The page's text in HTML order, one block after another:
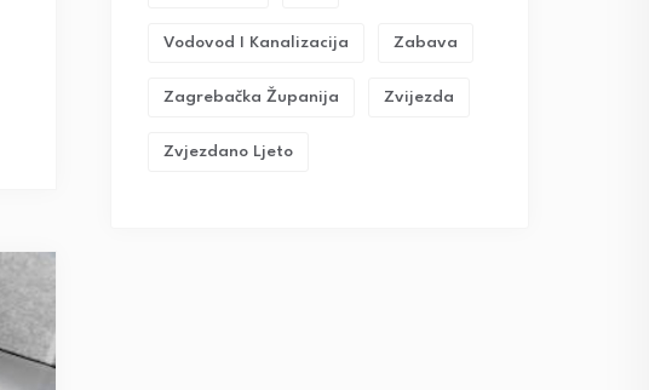
Vodovod I Kanalizacija Zabava
Zagrebačka Županija Zvijezda
Zvjezdano Ljeto